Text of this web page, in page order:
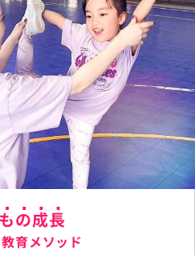
page/home/hero-
/home/cheerland/rivets-
pop.jp/public_html/staging-
test2/wp-
content/themes/rivets-
pop-
wp/src/views/object/
slider.phpon line
50
">
の成長
育メソッド